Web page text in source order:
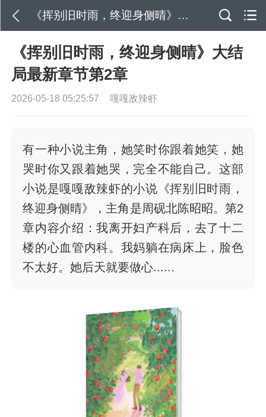
《挥别旧时雨，终迎身侧晴》大结局最新章节第2章
《挥别旧时雨，终迎身侧晴》大结
局最新章节第2章
2026-05-18 05:25:57 嘎嘎敌辣虾
有一种小说主角，她笑时你跟着她笑，她
哭时你又跟着她哭，完全不能自己。这部
小说是嘎嘎敌辣虾的小说《挥别旧时雨，
终迎身侧晴》，主角是周砚北陈昭昭。第2
章内容介绍：我离开妇产科后，去了十二
楼的心血管内科。我妈躺在病床上，脸色
不太好。她后天就要做心......